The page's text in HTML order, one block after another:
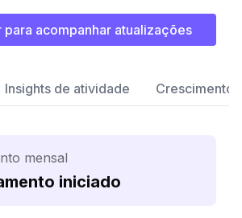
para acompanhar atualizações
Insights de atividade Crescimento
mensal
iniciado